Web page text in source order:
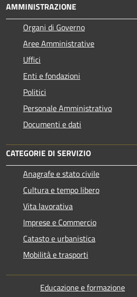
AMMINISTRAZIONE
Organi di Governo
Aree Amministrative
Uffici
Enti e fondazioni
Politici
Personale Amministrativo
Documenti e dati
CATEGORIE DI SERVIZIO
Anagrafe e stato civile
Cultura e tempo libero
Vita lavorativa
Imprese e Commercio
Catasto e urbanistica
Mobilità e trasporti
Educazione e formazione